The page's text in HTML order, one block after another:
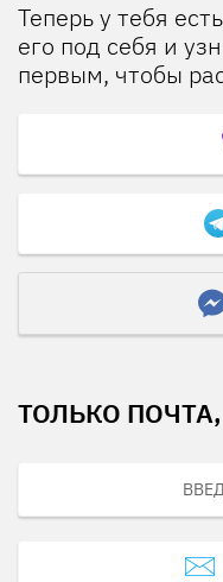
Теперь у тебя
его под себя и
первым, чтобы
ТОЛЬКО